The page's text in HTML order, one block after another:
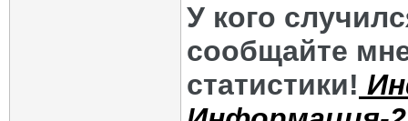
У кого
сообщайте
статистики!